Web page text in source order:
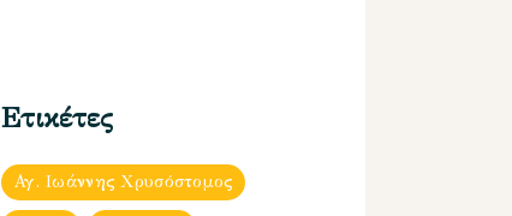
Ετικέτες
Αγ. Ιωάννης Χρυσόστομος